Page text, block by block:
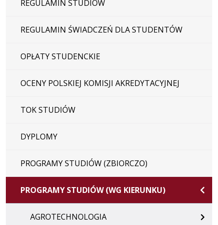
REGULAMIN STUDIÓW
REGULAMIN ŚWIADCZEŃ DLA STUDENTÓW
OPŁATY STUDENCKIE
OCENY POLSKIEJ KOMISJI AKREDYTACYJNEJ
TOK STUDIÓW
DYPLOMY
PROGRAMY STUDIÓW (ZBIORCZO)
PROGRAMY STUDIÓW (WG KIERUNKU)
AGROTECHNOLOGIA